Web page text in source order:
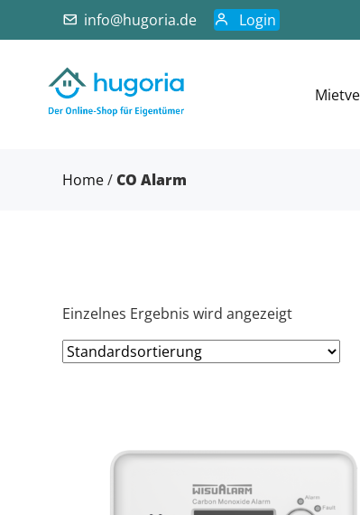
info@hugoria.de Login
Home/CO Alarm
Einzelnes Ergebnis wird angezeigt